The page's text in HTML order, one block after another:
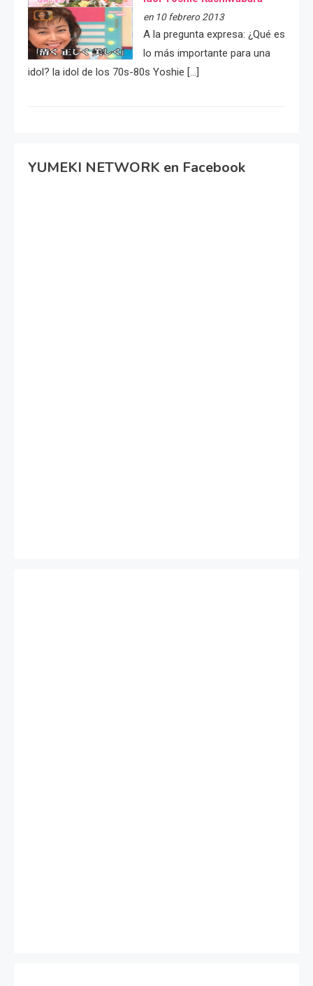
en 10 febrero 2013
A la pregunta expresa: ¿Qué es
lo más importante para una
idol? la idol de los 70s-80s Yoshie […]
YUMEKI NETWORK en Facebook